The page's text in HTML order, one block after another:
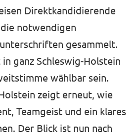
Direktkandidierende
notwendigen
gesammelt.
ganz Schleswig-Holstein
wählbar sein.
zeigt erneut, wie
Teamgeist und ein klares
Der Blick ist nun nach